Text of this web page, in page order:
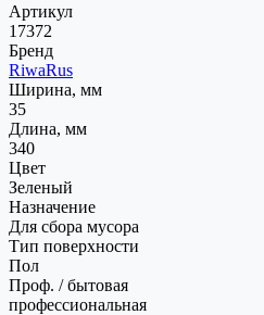
Артикул
17372
Бренд
RiwaRus
Ширина, мм
35
Длина, мм
340
Цвет
Зеленый
Назначение
Для сбора мусора
Тип поверхности
Пол
Проф. / бытовая
профессиональная